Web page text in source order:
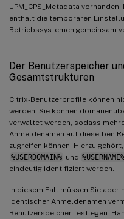
UPM_CPS_Metadata
enthält die temporären
Betriebssystemen gemeinsam
Der Benutzerspeicher
Gesamtstrukturen
Citrix-Benutzerprofile können
werden. Sie können
verwaltet werden, sodass
Anmeldenamen auf dieselben
zugreifen können. Hierzu
%USERDOMAIN% und %USERNAME%
eindeutig identifiziert werden.
In diesem Fall müssen Sie
identischer Anmeldenamen
Benutzerspeicher festlegen.